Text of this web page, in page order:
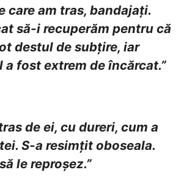
care am tras, bandajați.
să-i recuperăm pentru că
destul de subțire, iar
a fost extrem de încărcat.”
de ei, cu dureri, cum a
S-a resimțit oboseala.
le reproșez.”